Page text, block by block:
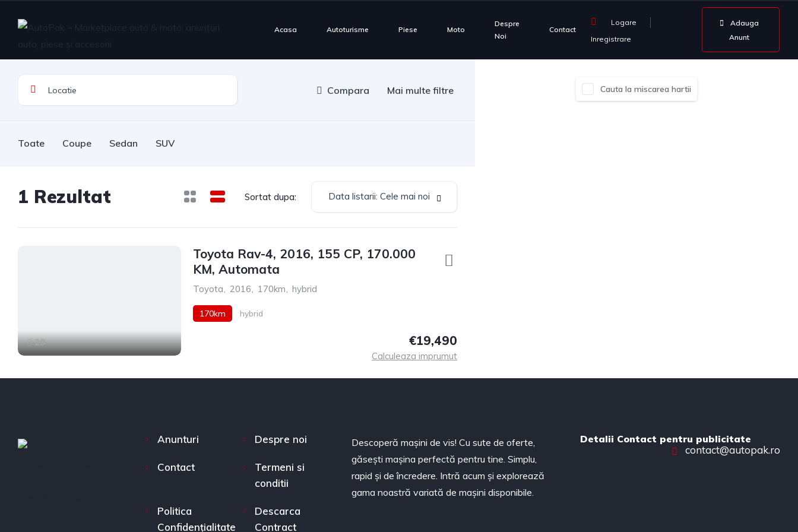
Acasa Autoturisme Piese Moto
Despre
Noi
Contact
Logare
Inregistrare
Adauga
Anunt
Compara Mai multe filtre
Toate Coupe Sedan SUV
1 Rezultat Sortat dupa: Data listarii: Cele mai noi
29
Toyota Rav-4, 2016, 155 CP, 170.000
KM, Automata
Toyota, 2016, 170km, hybrid
170km hybrid
€19,490
Calculeaza imprumut
Cauta la miscarea hartii
Anunturi Despre noi
Contact
Termeni si
conditii
Politica
Confidențialitate
Descarca
Contract
Descoperă mașini de vis! Cu sute de oferte,
găsești mașina perfectă pentru tine. Simplu,
rapid și de încredere. Intră acum și explorează
gama noastră variată de mașini disponibile.
Detalii Contact pentru publicitate
contact@autopak.ro